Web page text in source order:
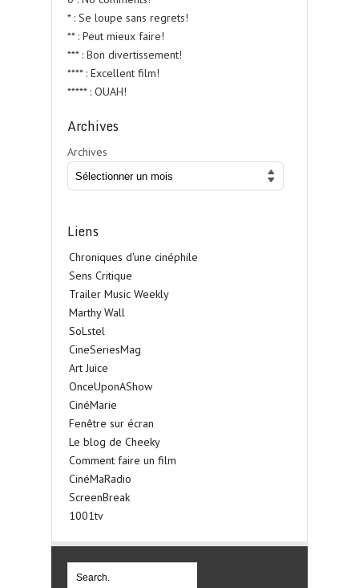
* : Se loupe sans regrets!
** : Peut mieux faire!
*** : Bon divertissement!
**** : Excellent film!
***** : OUAH!
Archives
Archives
Liens
Chroniques d'une cinéphile
Sens Critique
Trailer Music Weekly
Marthy Wall
SoLstel
CineSeriesMag
Art Juice
OnceUponAShow
CinéMarie
Fenêtre sur écran
Le blog de Cheeky
Comment faire un film
CinéMaRadio
ScreenBreak
1001tv